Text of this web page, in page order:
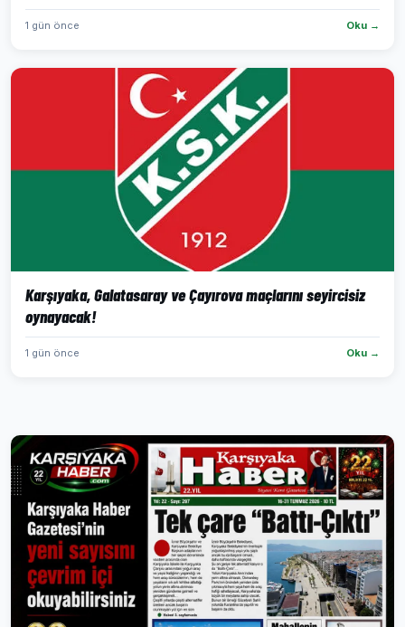
1 gün önce Oku →
Karşıyaka, Galatasaray ve Çayırova maçlarını seyircisiz
oynayacak!
1 gün önce Oku →